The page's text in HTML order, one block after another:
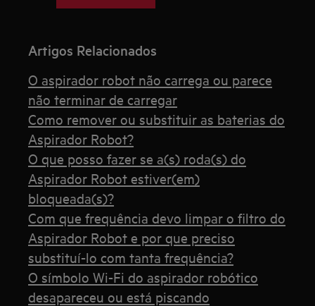
Artigos Relacionados
O aspirador robot não carrega ou parece
não terminar de carregar
Como remover ou substituir as baterias do
Aspirador Robot?
O que posso fazer se a(s) roda(s) do
Aspirador Robot estiver(em)
bloqueada(s)?
Com que frequência devo limpar o filtro do
Aspirador Robot e por que preciso
substituí-lo com tanta frequência?
O símbolo Wi-Fi do aspirador robótico
desapareceu ou está piscando